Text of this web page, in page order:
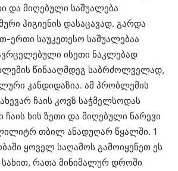
და მიღებული საშუალება
ჰიგიენის დასაცავად. გარდა
ერთი საუკეთესო საშუალებაა
ისეთი ნაკლებად
წინააღმდეგ საბრძოლველად,
კანდიდაზია. ამ პრობლემის
ჩაის კოვზ საჭმელსოდას
ჩაის ხის ზეთი და მიღებული ნარევი
თბილ ანადუღარ წყალში. 1
ყოველ საღამოს გამოიყენეთ ეს
სახით, რათა მინიმალურ დროში